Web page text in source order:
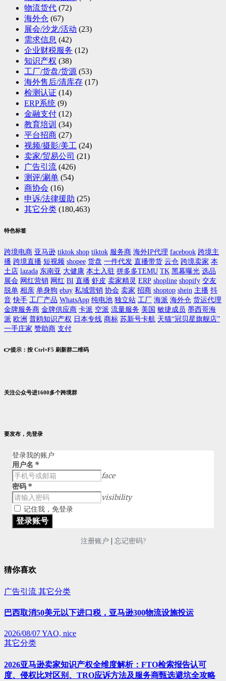
物流货代 (72)
海外仓 (67)
展会/沙龙/活动 (23)
需求信息 (42)
企业财税服务 (12)
知识产权 (38)
工厂/货盘/货源 (53)
海外售后/清库存 (17)
检测认证 (14)
ERP系统 (9)
金融支付 (12)
教育培训 (34)
平台招商 (27)
视频/摄影/美工 (24)
卖家/贸易公司 (21)
广告引流 (426)
测评/涮单 (54)
商协会 (16)
申诉/法律援助 (25)
其它分类 (180,463)
特色标签
跨境电商 亚马逊 tiktok shop tiktok 服务商 海外IP代理 facebook 跨境主
播 跨境直播 短视频 shopee 货盘 一件代发 直播带货 云仓 跨境卖家 本
土店 lazada 东南亚 大健康 本土入驻 拼多多TEMU TK 黑幕曝光 选品
展会 网红营销 网红 BI 直播 虾皮 卖家精灵 ERP shopline shopify 交友
脱单 相亲 单身狗 ebay 私域营销 协会 卖家 招商 shoptop shein 主播 抖
音 快手 工厂产品 WhatsApp 纯电池 独立站 工厂 海派 海外仓 货运代理
金牌服务商 金牌供应商 卡派 空派 流量服务 美国 敏捷成员 墨西哥海
派 欧洲 普鸥知识产权 日本专线 商标 苏新号卡航 天猫“冠贝星旗舰店”
一手庄家 赞助商 支付
👉提示：按 Ctrl+F5 刷新群二维码
关注公众号进1600多个跨境群
要发布，先登录
登录我的账户
用户名 *
face
密码 *
visibility
记住我，免登录
注册账户 | 忘记密码?
猜你喜欢
广告引流 其它分类
巴西取消50美元以下进口税，亚马逊300物流设施投运
2026/08/07YAO, nice
其它分类
2026亚马逊卖家知识产权全维度解析：FTO检索报告认可
度、侵权比对区别、TRO应诉方法及服务商甄选避坑全攻略